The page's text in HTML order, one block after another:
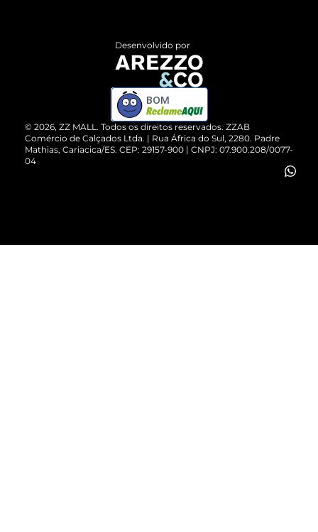
ZZ MALL é confiável
Cartão Presente
Vendas Corporativas
Devolução do Produto
Compre pelo WhatsApp
© 2026, ZZ MALL. Todos os direitos reservados. ZZAB
Comércio de Calçados Ltda. | Rua África do Sul, 2280. Padre
Mathias, Cariacica/ES. CEP: 29157-900 | CNPJ: 07.900.208/0077-
04
Desenvolvido por
BOM